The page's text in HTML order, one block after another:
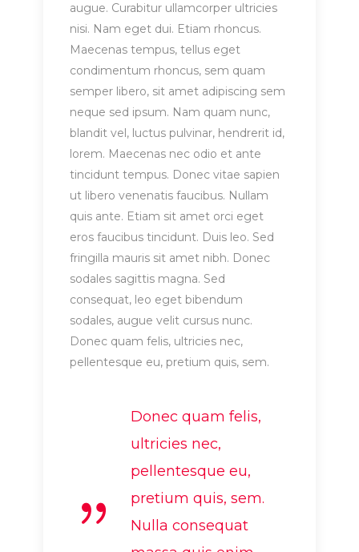
augue. Curabitur ullamcorper ultricies
nisi. Nam eget dui. Etiam rhoncus.
Maecenas tempus, tellus eget
condimentum rhoncus, sem quam
semper libero, sit amet adipiscing sem
neque sed ipsum. Nam quam nunc,
blandit vel, luctus pulvinar, hendrerit id,
lorem. Maecenas nec odio et ante
tincidunt tempus. Donec vitae sapien
ut libero venenatis faucibus. Nullam
quis ante. Etiam sit amet orci eget
eros faucibus tincidunt. Duis leo. Sed
fringilla mauris sit amet nibh. Donec
sodales sagittis magna. Sed
consequat, leo eget bibendum
sodales, augue velit cursus nunc.
Donec quam felis, ultricies nec,
pellentesque eu, pretium quis, sem.
Donec quam felis,
ultricies nec,
pellentesque eu,
pretium quis, sem.
Nulla consequat